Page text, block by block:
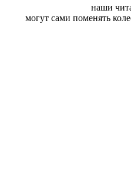
наши
могут сами поменять